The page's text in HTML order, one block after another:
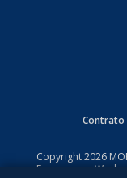
Contrato
Copyright2026
Expressway,